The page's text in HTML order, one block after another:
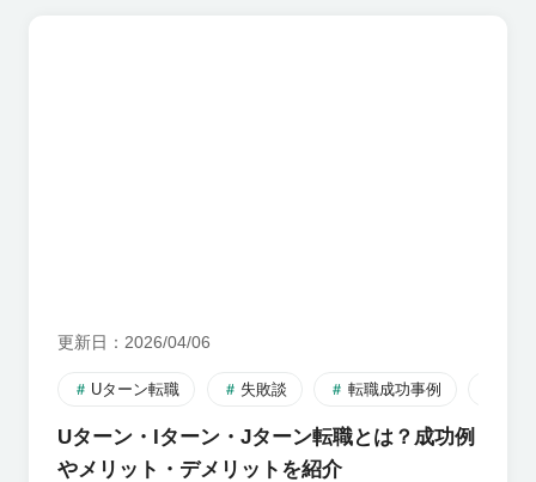
更新日 2026/04/06
Uターン転職 失敗談 転職成功事例
Uターン・Iターン・Jターン転職とは？成功例
やメリット・デメリットを紹介